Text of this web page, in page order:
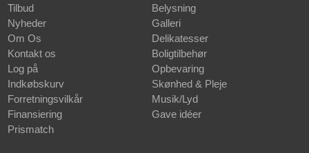
Tilbud
Nyheder
Om Os
Kontakt os
Log på
Indkøbskurv
Forretningsvilkår
Finansiering
Prismatch
Belysning
Galleri
Delikatesser
Boligtilbehør
Opbevaring
Skønhed & Pleje
Musik/Lyd
Gave idéer